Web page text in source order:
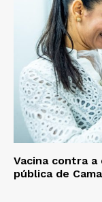
Vacina contra
pública de